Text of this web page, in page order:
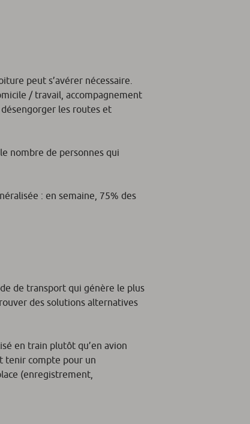
peut s’avérer nécessaire.
/ travail, accompagnement
les routes et
nombre de personnes qui
: en semaine, 75% des
de transport qui génère le plus
des solutions alternatives
en train plutôt qu’en avion
tenir compte pour un
(enregistrement,